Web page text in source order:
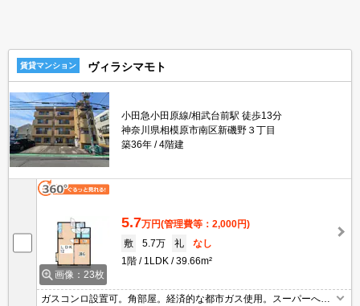
賃貸マンション ヴィラシマモト
小田急小田原線/相武台前駅 徒歩13分
神奈川県相模原市南区新磯野３丁目
築36年
4階建
画像：23枚
5.7万円(管理費等：2,000円)
敷
5.7万 礼
なし
1階
1LDK 39.66m²
ガスコンロ設置可。角部屋。経済的な都市ガス使用。スーパーへ50